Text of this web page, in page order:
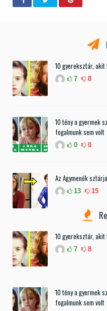
10 gyereksztár,
7 8
10 tény a gyermek
fogalmunk sem volt
0 0
Az Agymenők
13 15
10 gyereksztár,
7 8
10 tény a gyermek
fogalmunk sem volt